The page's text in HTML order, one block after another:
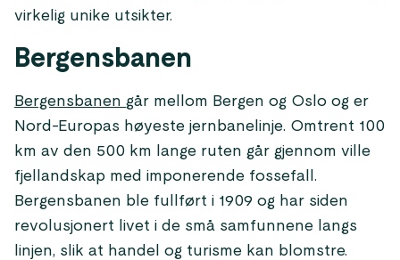
virkelig unike utsikter.
Bergensbanen
Bergensbanen går mellom Bergen og Oslo og er
Nord-Europas høyeste jernbanelinje. Omtrent 100
km av den 500 km lange ruten går gjennom ville
fjellandskap med imponerende fossefall.
Bergensbanen ble fullført i 1909 og har siden
revolusjonert livet i de små samfunnene langs
linjen, slik at handel og turisme kan blomstre.